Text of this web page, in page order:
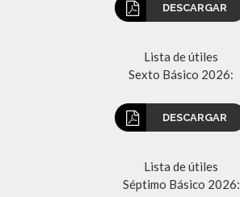
DESCARGAR
Lista de útiles
Sexto Básico 2026:
DESCARGAR
Lista de útiles
Séptimo Básico 2026: